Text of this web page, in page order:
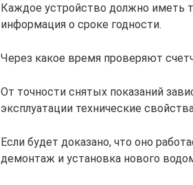
Каждое устройство должно иметь
информация о сроке годности.
Через какое время проверяют
От точности снятых показаний
эксплуатации технические
Если будет доказано, что оно
демонтаж и установка нового